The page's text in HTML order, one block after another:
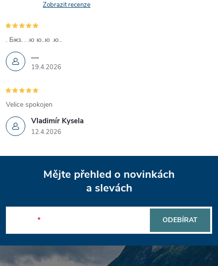
Zobrazit recenze
....
19.4.2026
. Бжз. . .ю ю..ю .ю..
Vladimír Kysela
12.4.2026
Velice spokojen
p
a
Mějte přehled o novinkách
a slevách
ODEBÍRAT